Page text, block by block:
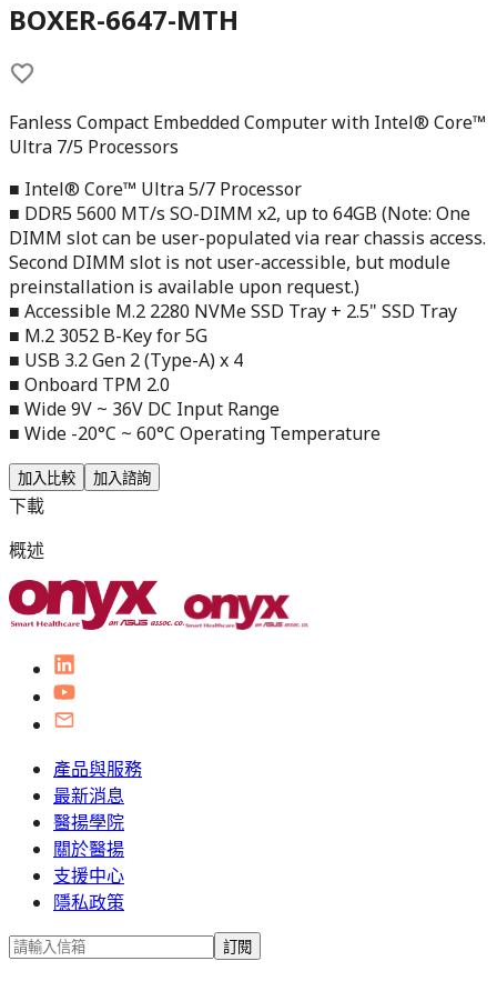
BOXER-6647-MTH
Fanless Compact Embedded Computer with Intel® Core™
Ultra 7/5 Processors
■ Intel® Core™ Ultra 5/7 Processor
■ DDR5 5600 MT/s SO-DIMM x2, up to 64GB (Note: One
DIMM slot can be user-populated via rear chassis access.
Second DIMM slot is not user-accessible, but module
preinstallation is available upon request.)
■ Accessible M.2 2280 NVMe SSD Tray + 2.5" SSD Tray
■ M.2 3052 B-Key for 5G
■ USB 3.2 Gen 2 (Type-A) x 4
■ Onboard TPM 2.0
■ Wide 9V ~ 36V DC Input Range
■ Wide -20°C ~ 60°C Operating Temperature
加入比較 加入諮詢
下載
概述
產品與服務
最新消息
醫揚學院
關於醫揚
支援中心
隱私政策
訂閱